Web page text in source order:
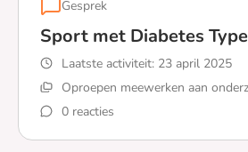
Gesprek
Sport met Diabetes
Laatste activiteit: 23 april 2025
Oproepen meewerken aan
0 reacties
Lees meer over Sport met